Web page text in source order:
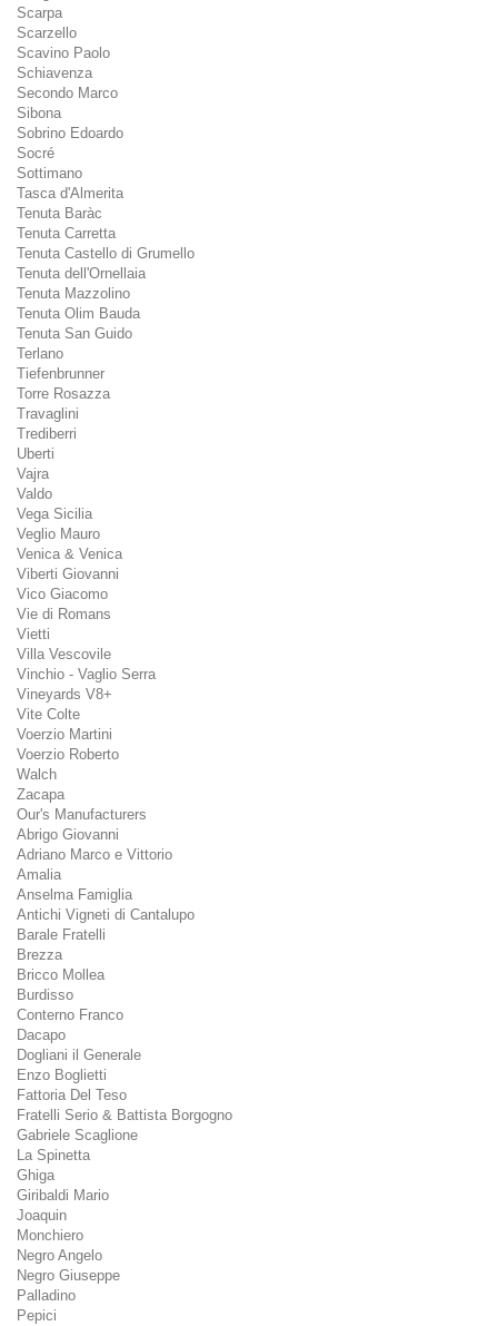
Scarpa
Scarzello
Scavino Paolo
Schiavenza
Secondo Marco
Sibona
Sobrino Edoardo
Socré
Sottimano
Tasca d'Almerita
Tenuta Baràc
Tenuta Carretta
Tenuta Castello di Grumello
Tenuta dell'Ornellaia
Tenuta Mazzolino
Tenuta Olim Bauda
Tenuta San Guido
Terlano
Tiefenbrunner
Torre Rosazza
Travaglini
Trediberri
Uberti
Vajra
Valdo
Vega Sicilia
Veglio Mauro
Venica & Venica
Viberti Giovanni
Vico Giacomo
Vie di Romans
Vietti
Villa Vescovile
Vinchio - Vaglio Serra
Vineyards V8+
Vite Colte
Voerzio Martini
Voerzio Roberto
Walch
Zacapa
Our's Manufacturers
Abrigo Giovanni
Adriano Marco e Vittorio
Amalia
Anselma Famiglia
Antichi Vigneti di Cantalupo
Barale Fratelli
Brezza
Bricco Mollea
Burdisso
Conterno Franco
Dacapo
Dogliani il Generale
Enzo Boglietti
Fattoria Del Teso
Fratelli Serio & Battista Borgogno
Gabriele Scaglione
La Spinetta
Ghiga
Giribaldi Mario
Joaquin
Monchiero
Negro Angelo
Negro Giuseppe
Palladino
Pepici